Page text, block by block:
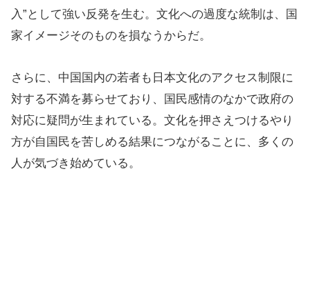
入”として強い反発を生む。文化への過度な統制は、国
家イメージそのものを損なうからだ。
さらに、中国国内の若者も日本文化のアクセス制限に
対する不満を募らせており、国民感情のなかで政府の
対応に疑問が生まれている。文化を押さえつけるやり
方が自国民を苦しめる結果につながることに、多くの
人が気づき始めている。